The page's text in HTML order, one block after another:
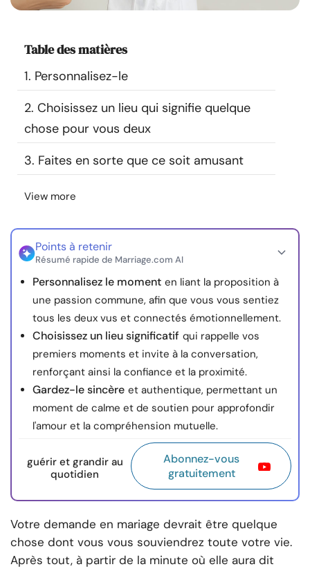
Cours
Ressources
Communauté
Trouver un thérapeute
Langue
nous
© Copyright 2026. Tous droits réservés.
Table des matières
1. Personnalisez-le
2. Choisissez un lieu qui signifie quelque
chose pour vous deux
3. Faites en sorte que ce soit amusant
View more
Points à retenir
Résumé rapide de Marriage.com AI
Personnalisez le moment en liant la proposition à
une passion commune, afin que vous vous sentiez
tous les deux vus et connectés émotionnellement.
Choisissez un lieu significatif qui rappelle vos
premiers moments et invite à la conversation,
renforçant ainsi la confiance et la proximité.
Gardez-le sincère et authentique, permettant un
moment de calme et de soutien pour approfondir
l'amour et la compréhension mutuelle.
guérir et grandir au
quotidien
Abonnez-vous
gratuitement
Votre demande en mariage devrait être quelque
chose dont vous vous souviendrez toute votre vie.
Après tout, à partir de la minute où elle aura dit